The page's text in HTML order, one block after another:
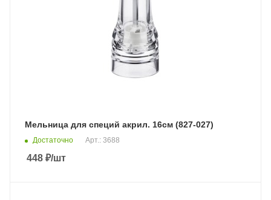
Мельница для специй акрил. 16см (827-027)
Достаточно Арт.: 3688
448 ₽/шт